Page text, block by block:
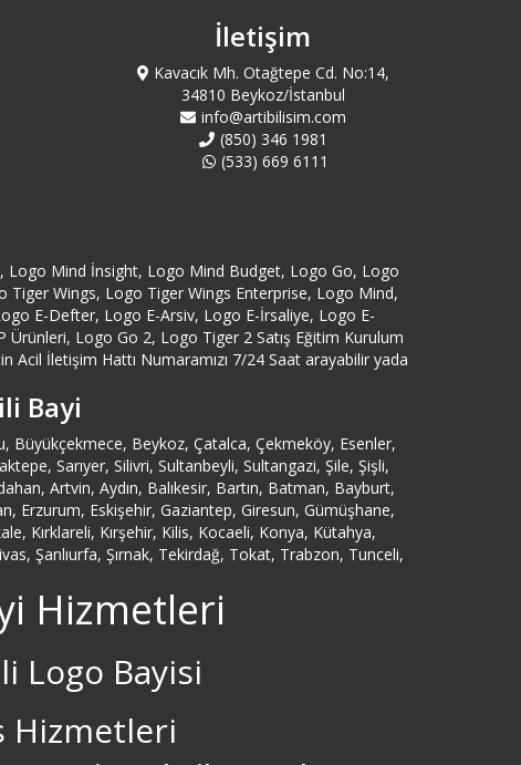
Antalya Kepez Logo Servisi
Antalya Konyaaltı Logo Servisi
Antalya Logo Servisi
Artvin Logo Servisi
Ataköy Logo Servisi
Aydın Logo Servisi
Azerbaycan Logo Servisi
Bağcılar Logo Servisi
İletişim
Kavacık Mh. Otağtepe Cd. No:14,
34810 Beykoz/İstanbul
info@artibilisim.com
(850) 346 1981
(533) 669 6111
Logo Mind İnsight, Logo Mind Budget, Logo Go, Logo
Wings, Logo Tiger Wings Enterprise, Logo Mind,
E-Defter, Logo E-Arsiv, Logo E-İrsaliye, Logo E-
Logo Go 2, Logo Tiger 2 Satış Eğitim Kurulum
Acil İletişim Hattı Numaramızı 7/24 Saat arayabilir yada
Bayi
Büyükçekmece, Beykoz, Çatalca, Çekmeköy, Esenler,
Sarıyer, Silivri, Sultanbeyli, Sultangazi, Şile, Şişli,
Artvin, Aydın, Balıkesir, Bartın, Batman, Bayburt,
Erzurum, Eskişehir, Gaziantep, Giresun, Gümüşhane,
Kırklareli, Kırşehir, Kilis, Kocaeli, Konya, Kütahya,
Şanlıurfa, Şırnak, Tekirdağ, Tokat, Trabzon, Tunceli,
Hizmetleri
Logo Bayisi
Hizmetleri